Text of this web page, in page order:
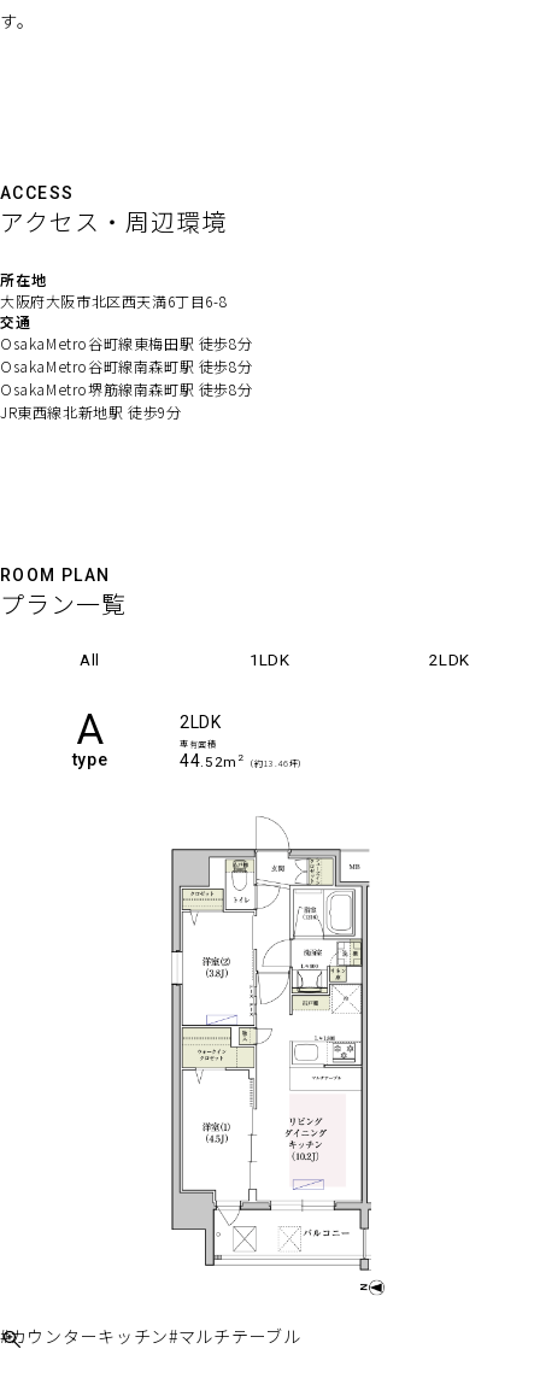
す。
ACCESS
アクセス・周辺環境
所在地
大阪府大阪市北区西天満6丁目6-8
交通
OsakaMetro谷町線東梅田駅 徒歩8分
OsakaMetro谷町線南森町駅 徒歩8分
OsakaMetro堺筋線南森町駅 徒歩8分
JR東西線北新地駅 徒歩9分
ROOM PLAN
プラン一覧
All 1LDK 2LDK
A
type
2LDK
専有面積
44 .52m 2 （約13.46坪）
#カウンターキッチン#マルチテーブル